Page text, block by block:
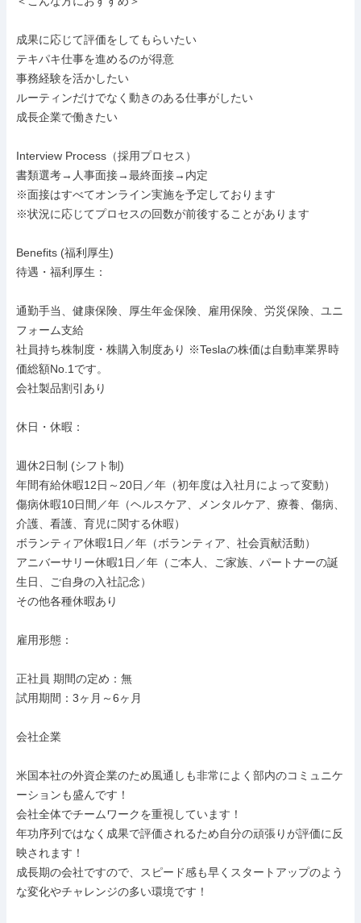
成果に応じて評価をしてもらいたい
テキパキ仕事を進めるのが得意
事務経験を活かしたい
ルーティンだけでなく動きのある仕事がしたい
成長企業で働きたい
Interview Process（採用プロセス）
書類選考→人事面接→最終面接→内定
※面接はすべてオンライン実施を予定しております
※状況に応じてプロセスの回数が前後することがあります
Benefits (福利厚生)
待遇・福利厚生：
通勤手当、健康保険、厚生年金保険、雇用保険、労災保険、ユニ
フォーム支給
社員持ち株制度・株購入制度あり ※Teslaの株価は自動車業界時
価総額No.1です。
会社製品割引あり
休日・休暇：
週休2日制 (シフト制)
年間有給休暇12日～20日／年（初年度は入社月によって変動）
傷病休暇10日間／年（ヘルスケア、メンタルケア、療養、傷病、
介護、看護、育児に関する休暇）
ボランティア休暇1日／年（ボランティア、社会貢献活動）
アニバーサリー休暇1日／年（ご本人、ご家族、パートナーの誕
生日、ご自身の入社記念）
その他各種休暇あり
雇用形態：
正社員 期間の定め：無
試用期間：3ヶ月～6ヶ月
会社企業
米国本社の外資企業のため風通しも非常によく部内のコミュニケ
ーションも盛んです！
会社全体でチームワークを重視しています！
年功序列ではなく成果で評価されるため自分の頑張りが評価に反
映されます！
成長期の会社ですので、スピード感も早くスタートアップのよう
な変化やチャレンジの多い環境です！